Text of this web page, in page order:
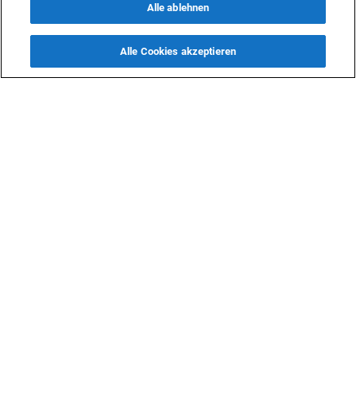
Folgen Sie uns auf Facebook
Alle ablehnen
Alle Cookies akzeptieren